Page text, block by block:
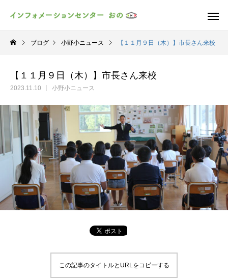
ブログ 小野小ニュース 【１１月９日（木）】市長さん来校
【１１月９日（木）】市長さん来校
2023.11.10 小野小ニュース
この記事のタイトルとURLをコピーする